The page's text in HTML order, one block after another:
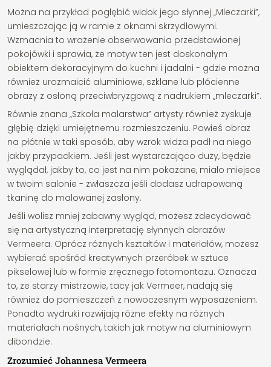
Można na przykład pogłębić widok jego słynnej „Mleczarki”,
umieszczając ją w ramie z oknami skrzydłowymi.
Wzmacnia to wrażenie obserwowania przedstawionej
pokojówki i sprawia, że motyw ten jest doskonałym
obiektem dekoracyjnym do kuchni i jadalni - gdzie można
również urozmaicić aluminiowe, szklane lub płócienne
obrazy z osłoną przeciwbryzgową z nadrukiem „mleczarki”.
Równie znana „Szkoła malarstwa” artysty również zyskuje
głębię dzięki umiejętnemu rozmieszczeniu. Powieś obraz
na płótnie w taki sposób, aby wzrok widza padł na niego
jakby przypadkiem. Jeśli jest wystarczająco duży, będzie
wyglądał, jakby to, co jest na nim pokazane, miało miejsce
w twoim salonie - zwłaszcza jeśli dodasz udrapowaną
tkaninę do malowanej zasłony.
Jeśli wolisz mniej zabawny wygląd, możesz zdecydować
się na artystyczną interpretację słynnych obrazów
Vermeera. Oprócz różnych kształtów i materiałów, możesz
wybierać spośród kreatywnych przeróbek w sztuce
pikselowej lub w formie zręcznego fotomontażu. Oznacza
to, że starzy mistrzowie, tacy jak Vermeer, nadają się
również do pomieszczeń z nowoczesnym wyposażeniem.
Ponadto wydruki rozwijają różne efekty na różnych
materiałach nośnych, takich jak motyw na aluminiowym
dibondzie.
Zrozumieć Johannesa Vermeera